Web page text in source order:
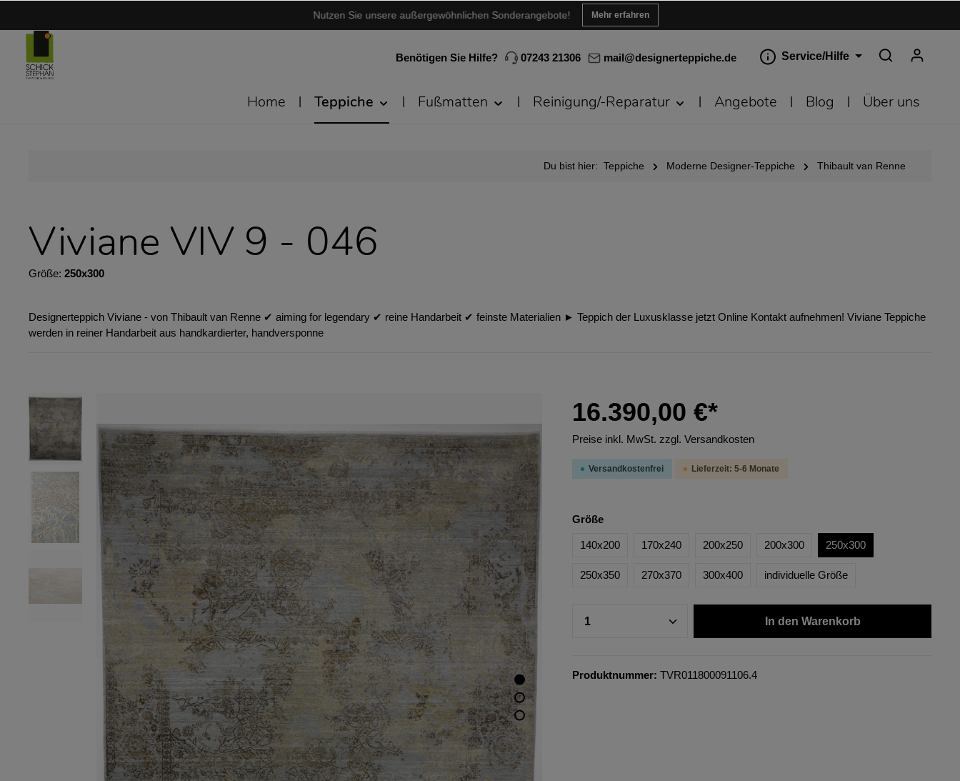
Nutzen Sie unsere außergewöhnlichen Sonderangebote! Mehr erfahren
Benötigen Sie Hilfe? 07243 21306 mail@designerteppiche.de Service/Hilfe
Home Teppiche Fußmatten Reinigung/-Reparatur Angebote Blog Über uns
Du bist hier: Teppiche Moderne Designer-Teppiche Thibault van Renne
Viviane VIV 9 - 046
Größe: 250x300
Designerteppich Viviane - von Thibault van Renne ✔︎ aiming for legendary ✔︎ reine Handarbeit ✔︎ feinste Materialien ► Teppich der Luxusklasse jetzt Online Kontakt aufnehmen! Viviane Teppiche
werden in reiner Handarbeit aus handkardierter, handversponne
16.390,00 €*
Preise inkl. MwSt. zzgl. Versandkosten
Versandkostenfrei Lieferzeit: 5-6 Monate
Größe
140x200 170x240 200x250 200x300 250x300
250x350 270x370 300x400 individuelle Größe
In den Warenkorb
Produktnummer: TVR011800091106.4